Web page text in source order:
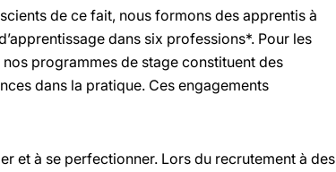
de ce fait, nous formons des apprentis à
dans six professions*. Pour les
nos programmes de stage constituent des
dans la pratique. Ces engagements
et à se perfectionner. Lors du recrutement à des